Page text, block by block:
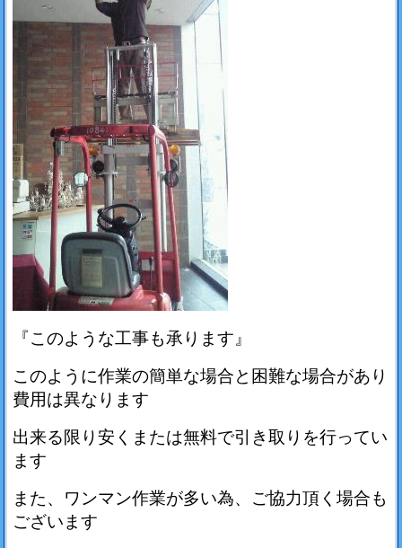
『このような工事も承ります』
このように作業の簡単な場合と困難な場合があり
費用は異なります
出来る限り安くまたは無料で引き取りを行ってい
ます
また、ワンマン作業が多い為、ご協力頂く場合も
ございます